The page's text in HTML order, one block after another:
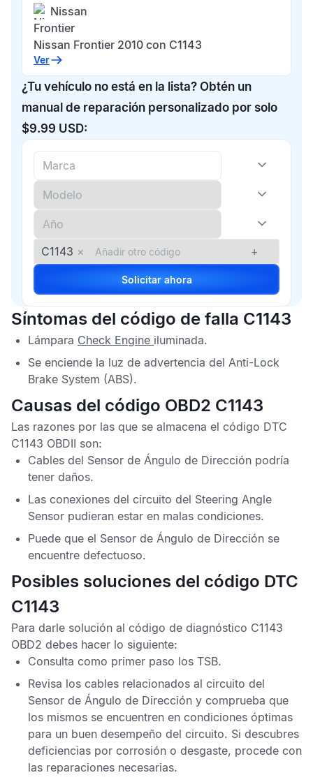
Nissan
Frontier
Nissan Frontier 2010 con C1143
Ver
¿Tu vehículo no está en la lista? Obtén un
manual de reparación personalizado por solo
$9.99 USD:
C1143 × +
Solicitar ahora
Síntomas del código de falla C1143
Lámpara Check Engine iluminada.
Se enciende la luz de advertencia del Anti-Lock
Brake System (ABS).
Causas del código OBD2 C1143
Las razones por las que se almacena el código DTC
C1143 OBDII son:
Cables del Sensor de Ángulo de Dirección podría
tener daños.
Las conexiones del circuito del Steering Angle
Sensor pudieran estar en malas condiciones.
Puede que el Sensor de Ángulo de Dirección se
encuentre defectuoso.
Posibles soluciones del código DTC
C1143
Para darle solución al código de diagnóstico C1143
OBD2 debes hacer lo siguiente:
Consulta como primer paso los TSB.
Revisa los cables relacionados al circuito del
Sensor de Ángulo de Dirección y comprueba que
los mismos se encuentren en condiciones óptimas
para un buen desempeño del circuito. Si descubres
deficiencias por corrosión o desgaste, procede con
las reparaciones necesarias.